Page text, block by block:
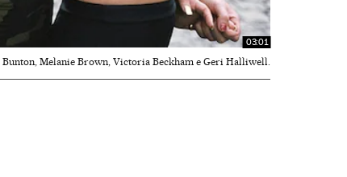
03:01
Bunton, Melanie Brown, Victoria Beckham e Geri Halliwell.